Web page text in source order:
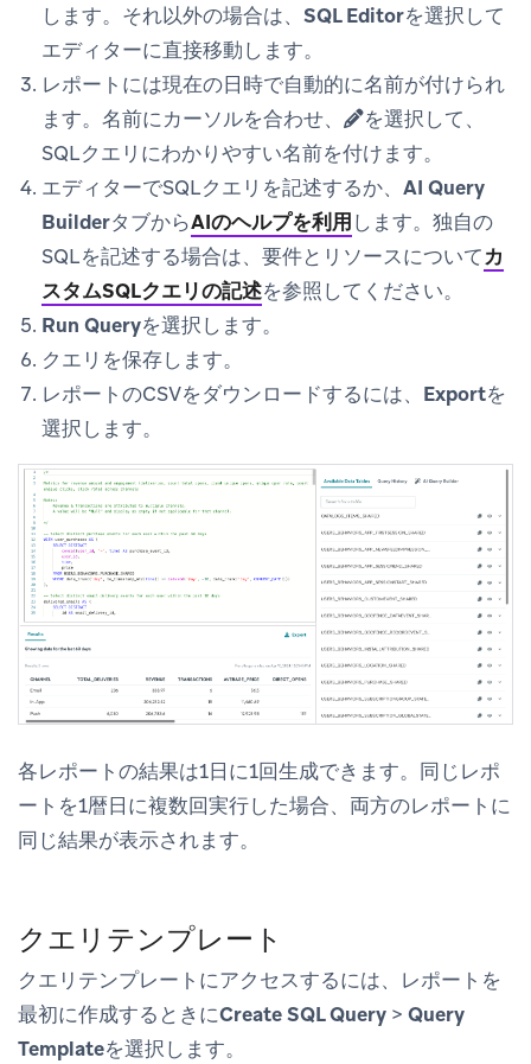
します。それ以外の場合は、 SQL Editorを選択して
エディターに直接移動します。
レポートには現在の日時で自動的に名前が付けられ
ます。名前にカーソルを合わせ、
を選択して、
SQLクエリにわかりやすい名前を付けます。
エディターでSQLクエリを記述するか、 AI Query
BuilderタブからAIのヘルプを利用 します。独自の
SQLを記述する場合は、要件とリソースについてカ
スタムSQLクエリの記述を参照してください。
Run Queryを選択します。
クエリを保存します。
レポートのCSVをダウンロードするには、 Exportを
選択します。
各レポートの結果は1日に1回生成できます。同じレポ
ートを1暦日に複数回実行した場合、両方のレポートに
同じ結果が表示されます。
クエリテンプレート
クエリテンプレートにアクセスするには、レポートを
最初に作成するときにCreate SQL Query > Query
Templateを選択します。